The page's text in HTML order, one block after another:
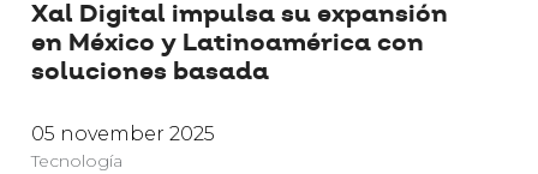
Xal Digital impulsa su expansión
en México y Latinoamérica con
soluciones basada
05 november 2025
Tecnología